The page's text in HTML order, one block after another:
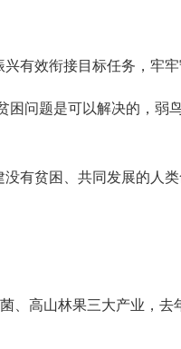
效衔接目标任务，牢
问题是可以解决的，弱
贫困、共同发展的人类
高山林果三大产业，去